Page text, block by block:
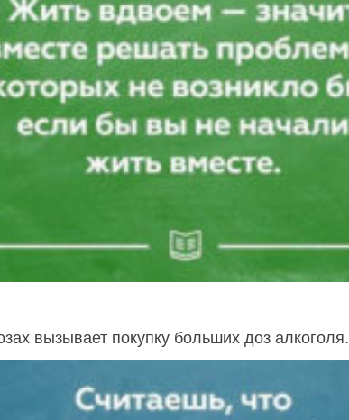
вызывает покупку больших доз алкоголя.